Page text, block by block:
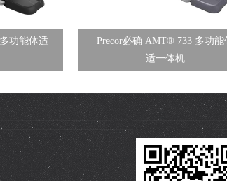
功能体适
Precor必确 AMT® 733 多功能
适一体机